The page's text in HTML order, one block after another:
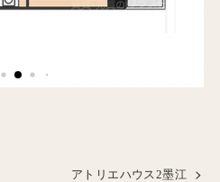
アトリエハウス2墨江